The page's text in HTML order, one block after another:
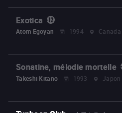
Exotica
Atom Egoyan 1994 Canada
Sonatine, mélodie mortelle
Takeshi Kitano
1993 Japon